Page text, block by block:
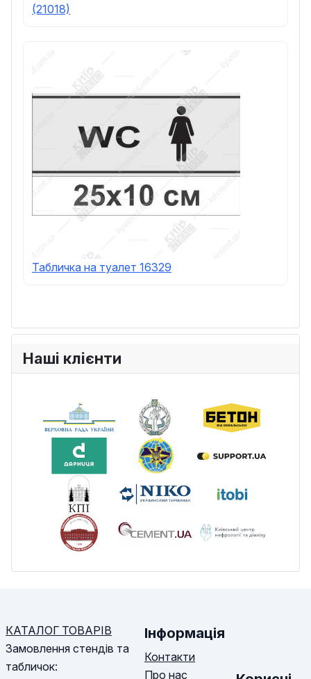
(21018)
Табличка на туалет 16329
Наші клієнти
КАТАЛОГ ТОВАРІВ
Замовлення стендів та
табличок:
Інформація
Контакти
Про нас